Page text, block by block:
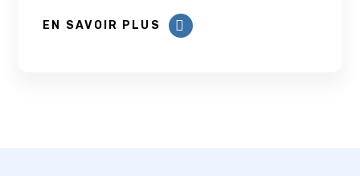
EN SAVOIR PLUS